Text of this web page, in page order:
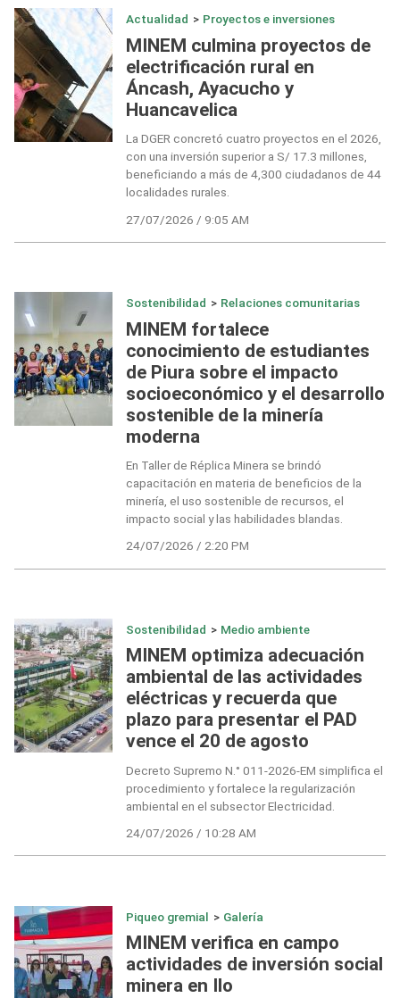
Actualidad > Proyectos e inversiones
MINEM culmina proyectos de
electrificación rural en
Áncash, Ayacucho y
Huancavelica
La DGER concretó cuatro proyectos en el 2026,
con una inversión superior a S/ 17.3 millones,
beneficiando a más de 4,300 ciudadanos de 44
localidades rurales.
27/07/2026 / 9:05 AM
Sostenibilidad > Relaciones comunitarias
MINEM fortalece
conocimiento de estudiantes
de Piura sobre el impacto
socioeconómico y el desarrollo
sostenible de la minería
moderna
En Taller de Réplica Minera se brindó
capacitación en materia de beneficios de la
minería, el uso sostenible de recursos, el
impacto social y las habilidades blandas.
24/07/2026 / 2:20 PM
Sostenibilidad > Medio ambiente
MINEM optimiza adecuación
ambiental de las actividades
eléctricas y recuerda que
plazo para presentar el PAD
vence el 20 de agosto
Decreto Supremo N.° 011-2026-EM simplifica el
procedimiento y fortalece la regularización
ambiental en el subsector Electricidad.
24/07/2026 / 10:28 AM
Piqueo gremial > Galería
MINEM verifica en campo
actividades de inversión social
minera en Ilo